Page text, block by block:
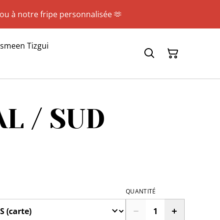
à notre fripe personnalisée 🫶
Tizgui
/ SUD
QUANTITÉ